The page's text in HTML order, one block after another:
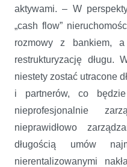
aktywami. – W
„cash flow”
rozmowy z bankiem,
restrukturyzację długu.
niestety zostać utracone
i partnerów, co
nieprofesjonalnie
nieprawidłowo
długością umów
nierentalizowanymi